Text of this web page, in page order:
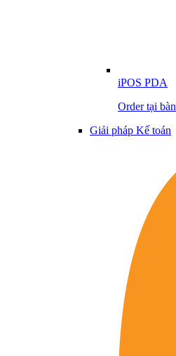
iPOS PDA
Order tại bàn
Giải pháp Kế toán